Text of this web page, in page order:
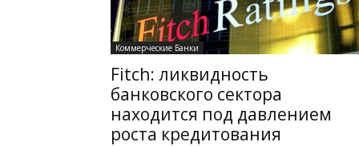
Коммерческие Банки
Fitch: ликвидность
банковского сектора
находится под давлением
роста кредитования